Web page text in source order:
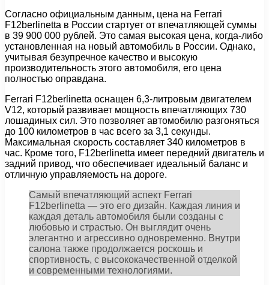
Согласно официальным данным, цена на Ferrari
F12berlinetta в России стартует от впечатляющей суммы
в 39 900 000 рублей. Это самая высокая цена, когда-либо
установленная на новый автомобиль в России. Однако,
учитывая безупречное качество и высокую
производительность этого автомобиля, его цена
полностью оправдана.
Ferrari F12berlinetta оснащен 6,3-литровым двигателем
V12, который развивает мощность впечатляющих 730
лошадиных сил. Это позволяет автомобилю разгоняться
до 100 километров в час всего за 3,1 секунды.
Максимальная скорость составляет 340 километров в
час. Кроме того, F12berlinetta имеет передний двигатель и
задний привод, что обеспечивает идеальный баланс и
отличную управляемость на дороге.
Самый впечатляющий аспект Ferrari
F12berlinetta — это его дизайн. Каждая линия и
каждая деталь автомобиля были созданы с
любовью и страстью. Он выглядит очень
элегантно и агрессивно одновременно. Внутри
салона также продолжается роскошь и
спортивность, с высококачественной отделкой
и современными технологиями.